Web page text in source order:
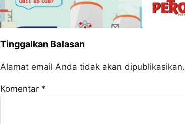
Tinggalkan Balasan
Alamat email Anda tidak akan dipublikasikan.
Komentar *